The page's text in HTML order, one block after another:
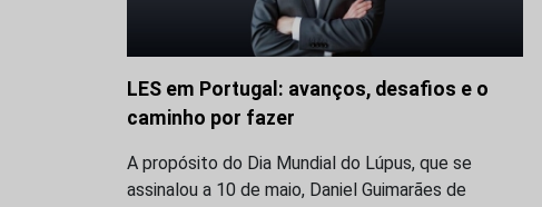
LES em Portugal: avanços, desafios e o
caminho por fazer
A propósito do Dia Mundial do Lúpus, que se
assinalou a 10 de maio, Daniel Guimarães de